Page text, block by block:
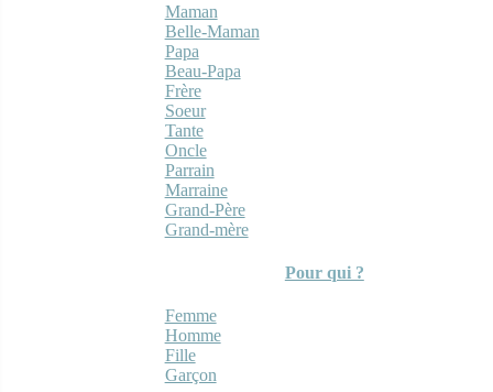
Maman
Belle-Maman
Papa
Beau-Papa
Frère
Soeur
Tante
Oncle
Parrain
Marraine
Grand-Père
Grand-mère
Pour qui ?
Femme
Homme
Fille
Garçon